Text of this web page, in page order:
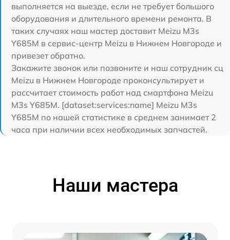
выполняется на выезде, если не требует большого
оборудования и длительного времени ремонта. В
таких случаях наш мастер доставит Meizu M3s
Y685M в сервис-центр Meizu в Нижнем Новгороде и
привезет обратно.
Закажите звонок или позвоните и наш сотрудник сц
Meizu в Нижнем Новгороде проконсультирует и
рассчитает стоимость работ над смартфона Meizu
M3s Y685M. [dataset:services:name] Meizu M3s
Y685M по нашей статистике в среднем занимает 2
часа при наличии всех необходимых запчастей.
Наши мастера